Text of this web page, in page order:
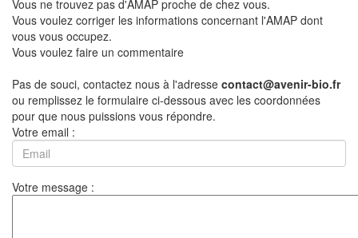
Vous ne trouvez pas d'AMAP proche de chez vous.
Vous voulez corriger les informations concernant l'AMAP dont
vous vous occupez.
Vous voulez faire un commentaire
Pas de souci, contactez nous à l'adresse contact@avenir-bio.fr
ou remplissez le formulaire ci-dessous avec les coordonnées
pour que nous puissions vous répondre.
Votre email :
Votre message :